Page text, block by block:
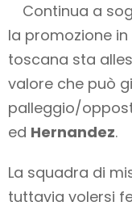
Continua a
la promozione in
toscana sta
valore che può
palleggio/
ed Hernandez.
La squadra di
tuttavia volersi